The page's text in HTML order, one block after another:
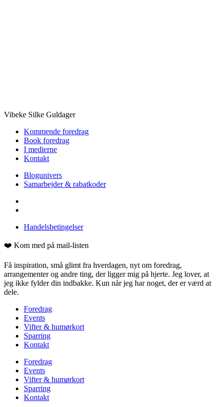
Vibeke Silke Guldager
Kommende foredrag
Book foredrag
I medierne
Kontakt
Blogunivers
Samarbejder & rabatkoder
Handelsbetingelser
❤️ Kom med på mail-listen
Få inspiration, små glimt fra hverdagen, nyt om foredrag,
arrangementer og andre ting, der ligger mig på hjerte. Jeg lover, at
jeg ikke fylder din indbakke. Kun når jeg har noget, der er værd at
dele.
Foredrag
Events
Vifter & humørkort
Sparring
Kontakt
Foredrag
Events
Vifter & humørkort
Sparring
Kontakt